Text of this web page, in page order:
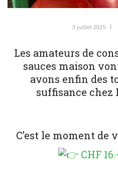
3 juillet 2025
Les amateurs de
sauces maison
avons enfin des
suffisance
C’est le moment
CHF